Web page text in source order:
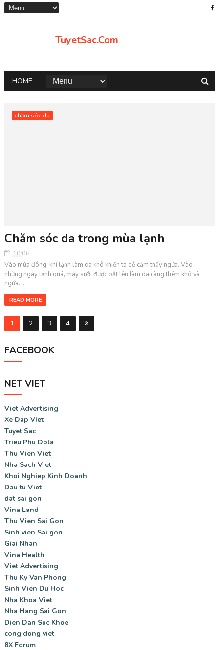
TuyetSac.Com
HOME
chăm sóc da
Chăm sóc da trong mùa lạnh
10:06
Vào mùa đông, khí lạnh làm da khô khiến ta dễ cảm thấy ngứa. Vào
những ngày lạnh quá, máy sưởi được bật lên làm da càng thêm khô và
ngứa. ...
READ MORE
1 2 3 4
FACEBOOK
NET VIET
Viet Advertising
Xe Dap VIet
Tuyet Sac
Trieu Phu Dola
Thu Vien Viet
Nha Sach Viet
Khoi Nghiep Kinh Doanh
Dau tu Viet
dat sai gon
Vina Land
Thu Vien Sai Gon
Sinh vien Sai gon
Giai Nhan
Vina Health
Viet Advertising
Thu Ky Van Phong
Sinh Vien Du Hoc
Nha Khoa Viet
Nha Hang Sai Gon
Dien Dan Suc Khoe
cong dong viet
8X Forum